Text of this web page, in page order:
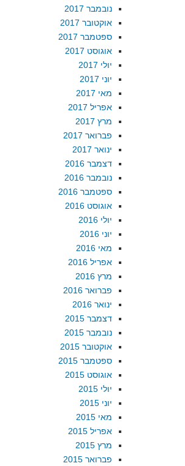
נובמבר 2017
אוקטובר 2017
ספטמבר 2017
אוגוסט 2017
יולי 2017
יוני 2017
מאי 2017
אפריל 2017
מרץ 2017
פברואר 2017
ינואר 2017
דצמבר 2016
נובמבר 2016
ספטמבר 2016
אוגוסט 2016
יולי 2016
יוני 2016
מאי 2016
אפריל 2016
מרץ 2016
פברואר 2016
ינואר 2016
דצמבר 2015
נובמבר 2015
אוקטובר 2015
ספטמבר 2015
אוגוסט 2015
יולי 2015
יוני 2015
מאי 2015
אפריל 2015
מרץ 2015
פברואר 2015